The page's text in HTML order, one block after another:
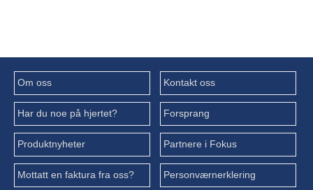
Om oss Kontakt oss
Har du noe på hjertet? Forsprang
Produktnyheter Partnere i Fokus
Mottatt en faktura fra oss? Personværnerklering